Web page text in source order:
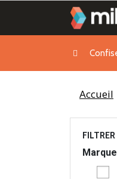
Accueil
FILTRER
Marque